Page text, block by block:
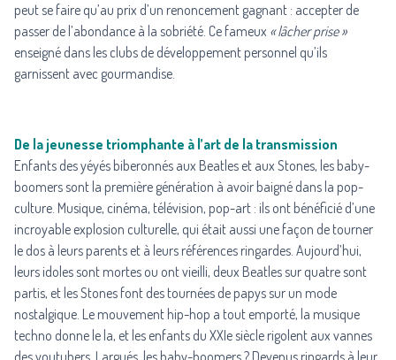
peut se faire qu’au prix d’un renoncement gagnant : accepter de
passer de l’abondance à la sobriété. Ce fameux « lâcher prise »
enseigné dans les clubs de développement personnel qu’ils
garnissent avec gourmandise.
De la jeunesse triomphante à l’art de la transmission
Enfants des yéyés biberonnés aux Beatles et aux Stones, les baby-
boomers sont la première génération à avoir baigné dans la pop-
culture. Musique, cinéma, télévision, pop-art : ils ont bénéficié d’une
incroyable explosion culturelle, qui était aussi une façon de tourner
le dos à leurs parents et à leurs références ringardes. Aujourd’hui,
leurs idoles sont mortes ou ont vieilli, deux Beatles sur quatre sont
partis, et les Stones font des tournées de papys sur un mode
nostalgique. Le mouvement hip-hop a tout emporté, la musique
techno donne le la, et les enfants du XXIe siècle rigolent aux vannes
des youtubers. Largués, les baby-boomers ? Devenus ringards à leur